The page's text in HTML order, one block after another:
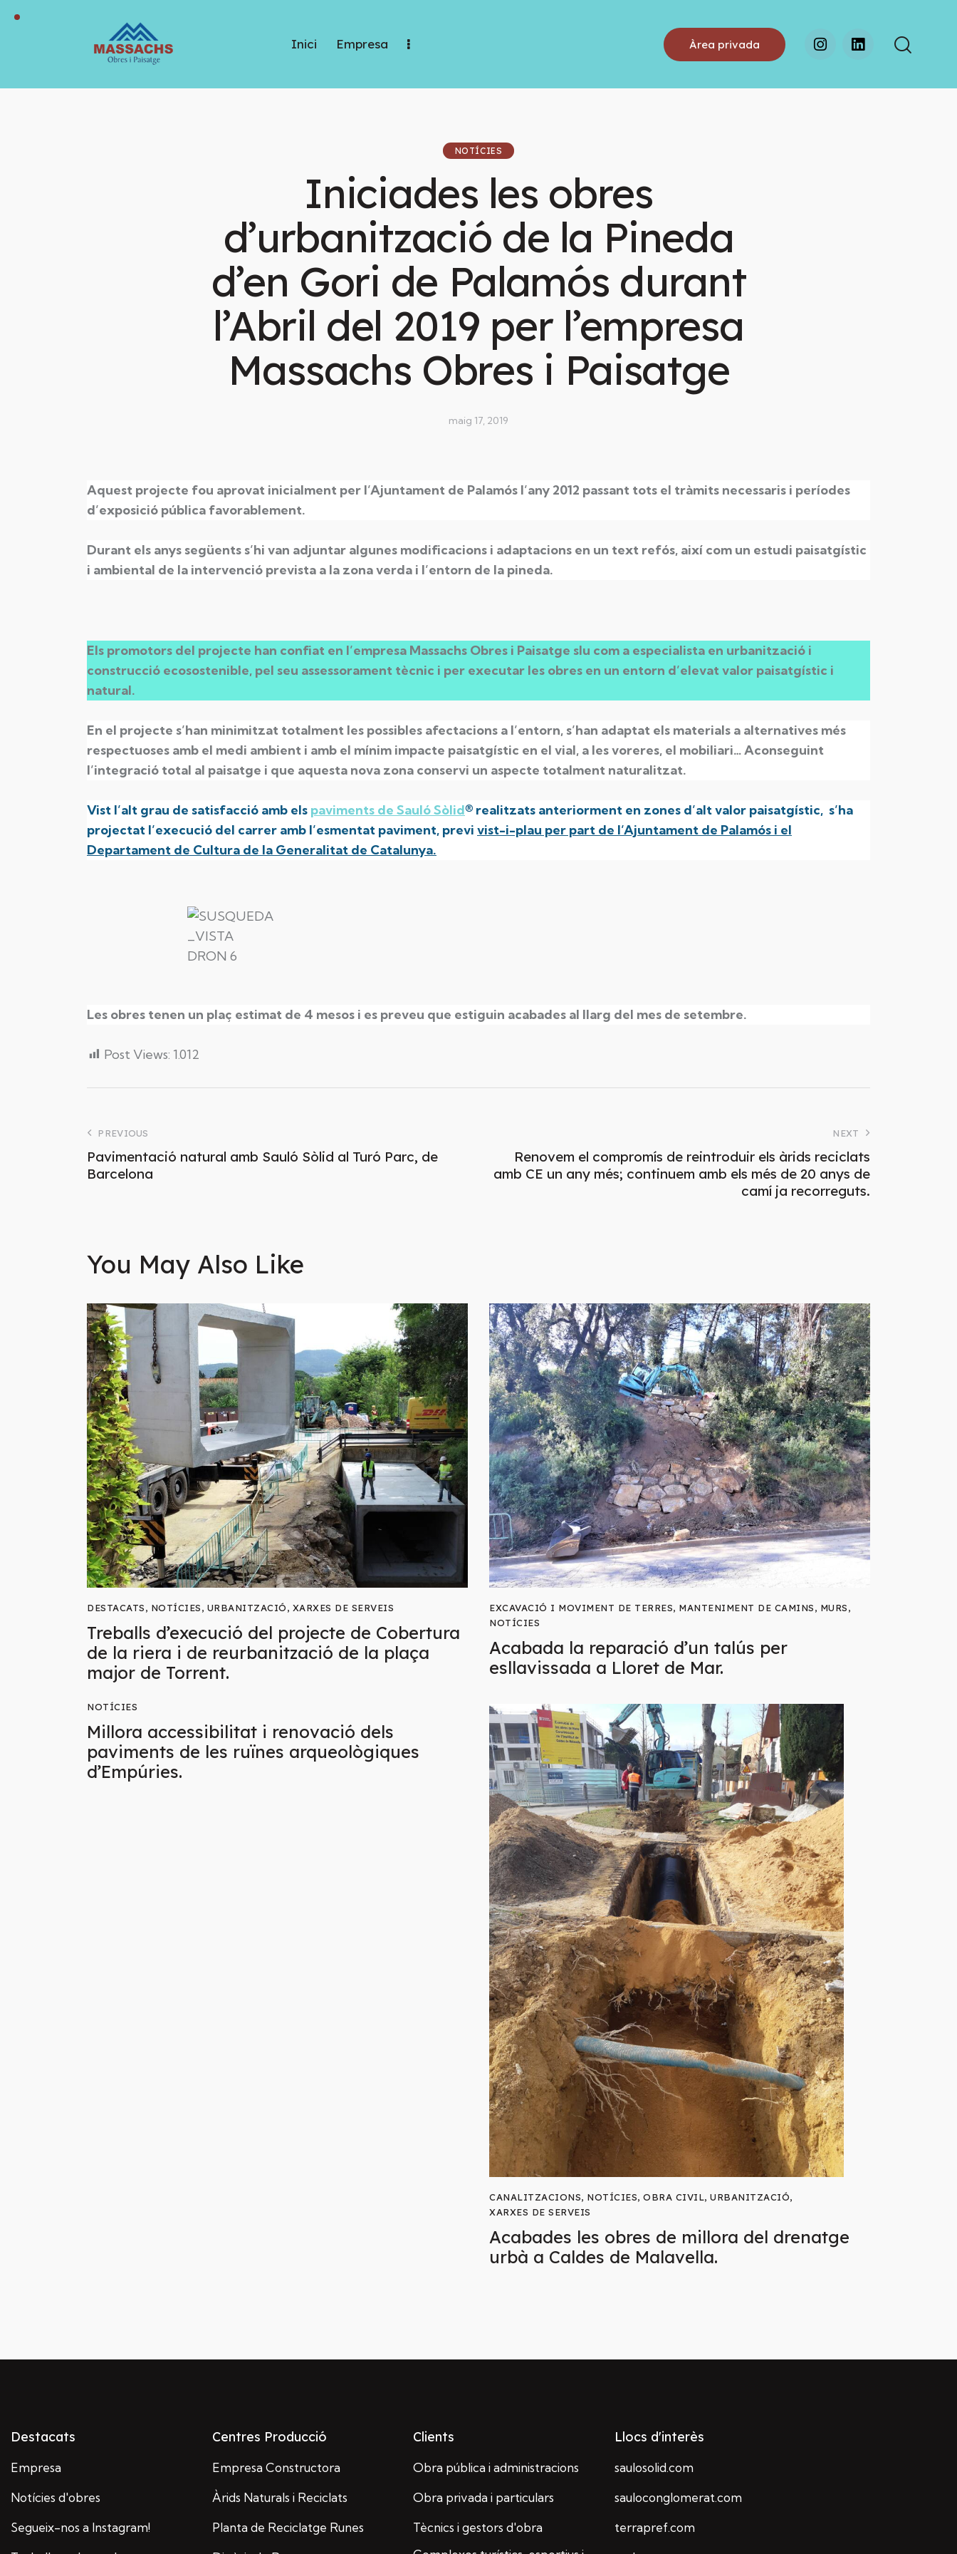
Inici Empresa Àrea privada
NOTÍCIES
Iniciades les obres
d’urbanització de la Pineda
d’en Gori de Palamós durant
l’Abril del 2019 per l’empresa
Massachs Obres i Paisatge
maig 17, 2019
Aquest projecte fou aprovat inicialment per l’Ajuntament de Palamós l’any 2012 passant tots el tràmits necessaris i períodes
d’exposició pública favorablement.
Durant els anys següents s’hi van adjuntar algunes modificacions i adaptacions en un text refós, així com un estudi paisatgístic
i ambiental de la intervenció prevista a la zona verda i l’entorn de la pineda.
Els promotors del projecte han confiat en l’empresa Massachs Obres i Paisatge slu com a especialista en urbanització i
construcció ecosostenible, pel seu assessorament tècnic i per executar les obres en un entorn d’elevat valor paisatgístic i
natural.
En el projecte s’han minimitzat totalment les possibles afectacions a l’entorn, s’han adaptat els materials a alternatives més
respectuoses amb el medi ambient i amb el mínim impacte paisatgístic en el vial, a les voreres, el mobiliari… Aconseguint
l’integració total al paisatge i que aquesta nova zona conservi un aspecte totalment naturalitzat.
Vist l’alt grau de satisfacció amb els paviments de Sauló Sòlid® realitzats anteriorment en zones d’alt valor paisatgístic, s’ha
projectat l’execució del carrer amb l’esmentat paviment, previ vist-i-plau per part de l’Ajuntament de Palamós i el
Departament de Cultura de la Generalitat de Catalunya.
Les obres tenen un plaç estimat de 4 mesos i es preveu que estiguin acabades al llarg del mes de setembre.
Post Views: 1.012
PREVIOUS
Pavimentació natural amb Sauló Sòlid al Turó Parc, de
Barcelona
NEXT
Renovem el compromís de reintroduir els àrids reciclats
amb CE un any més; continuem amb els més de 20 anys de
camí ja recorreguts.
You May Also Like
DESTACATS, NOTÍCIES, URBANITZACIÓ, XARXES DE SERVEIS
Treballs d’execució del projecte de Cobertura
de la riera i de reurbanització de la plaça
major de Torrent.
EXCAVACIÓ I MOVIMENT DE TERRES, MANTENIMENT DE CAMINS, MURS,
NOTÍCIES
Acabada la reparació d’un talús per
esllavissada a Lloret de Mar.
NOTÍCIES
Millora accessibilitat i renovació dels
paviments de les ruïnes arqueològiques
d’Empúries.
CANALITZACIONS, NOTÍCIES, OBRA CIVIL, URBANITZACIÓ,
XARXES DE SERVEIS
Acabades les obres de millora del drenatge
urbà a Caldes de Malavella.
Destacats
Empresa
Notícies d'obres
Segueix-nos a Instagram!
Centres Producció
Empresa Constructora
Àrids Naturals i Reciclats
Planta de Reciclatge Runes
Clients
Obra pública i administracions
Obra privada i particulars
Tècnics i gestors d'obra
Llocs d'interès
saulosolid.com
sauloconglomerat.com
terrapref.com